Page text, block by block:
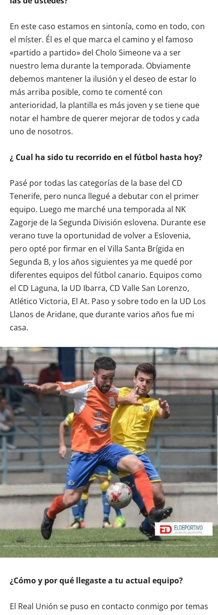
En este caso estamos en sintonía, como en todo, con
el míster. Él es el que marca el camino y el famoso
«partido a partido» del Cholo Simeone va a ser
nuestro lema durante la temporada. Obviamente
debemos mantener la ilusión y el deseo de estar lo
más arriba posible, como te comenté con
anterioridad, la plantilla es más joven y se tiene que
notar el hambre de querer mejorar de todos y cada
uno de nosotros.
¿ Cual ha sido tu recorrido en el fútbol hasta hoy?
Pasé por todas las categorías de la base del CD
Tenerife, pero nunca llegué a debutar con el primer
equipo. Luego me marché una temporada al NK
Zagorje de la Segunda División eslovena. Durante ese
verano tuve la oportunidad de volver a Eslovenia,
pero opté por firmar en el Villa Santa Brígida en
Segunda B, y los años siguientes ya me quedé por
diferentes equipos del fútbol canario. Equipos como
el CD Laguna, la UD Ibarra, CD Valle San Lorenzo,
Atlético Victoria, El At. Paso y sobre todo en la UD Los
Llanos de Aridane, que durante varios años fue mi
casa.
¿Cómo y por qué llegaste a tu actual equipo?
El Real Unión se puso en contacto conmigo por temas